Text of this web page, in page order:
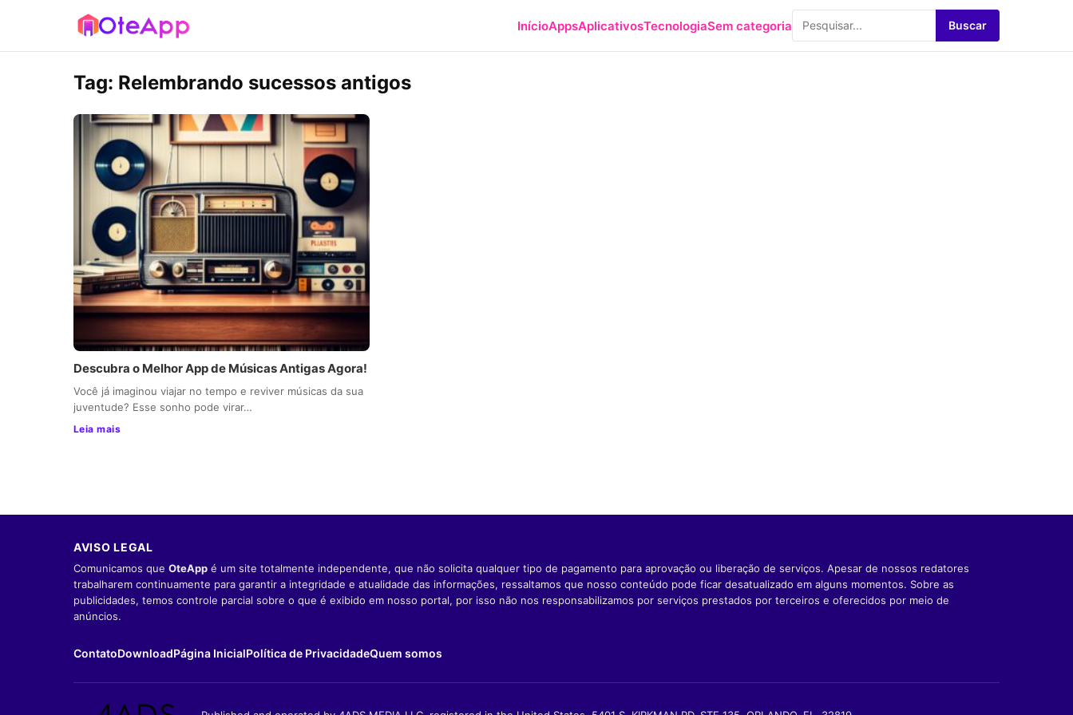
InícioAppsAplicativosTecnologiaSem categoria Buscar
Tag: Relembrando sucessos antigos
Descubra o Melhor App de Músicas Antigas Agora!
Você já imaginou viajar no tempo e reviver músicas da sua
juventude? Esse sonho pode virar…
Leia mais
AVISO LEGAL
Comunicamos que OteApp é um site totalmente independente, que não solicita qualquer tipo de pagamento para aprovação ou liberação de serviços. Apesar de nossos redatores
trabalharem continuamente para garantir a integridade e atualidade das informações, ressaltamos que nosso conteúdo pode ficar desatualizado em alguns momentos. Sobre as
publicidades, temos controle parcial sobre o que é exibido em nosso portal, por isso não nos responsabilizamos por serviços prestados por terceiros e oferecidos por meio de
anúncios.
ContatoDownloadPágina InicialPolítica de PrivacidadeQuem somos